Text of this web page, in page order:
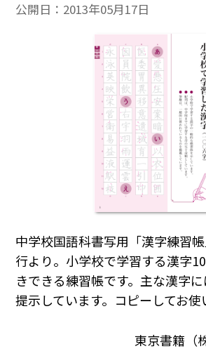
公開日： 2013年05月17日
中学校国語科書写用「漢字練習
行より。小学校で学習する漢字
きできる練習帳です。主な漢字
提示しています。コピーしてお使
東京書籍（